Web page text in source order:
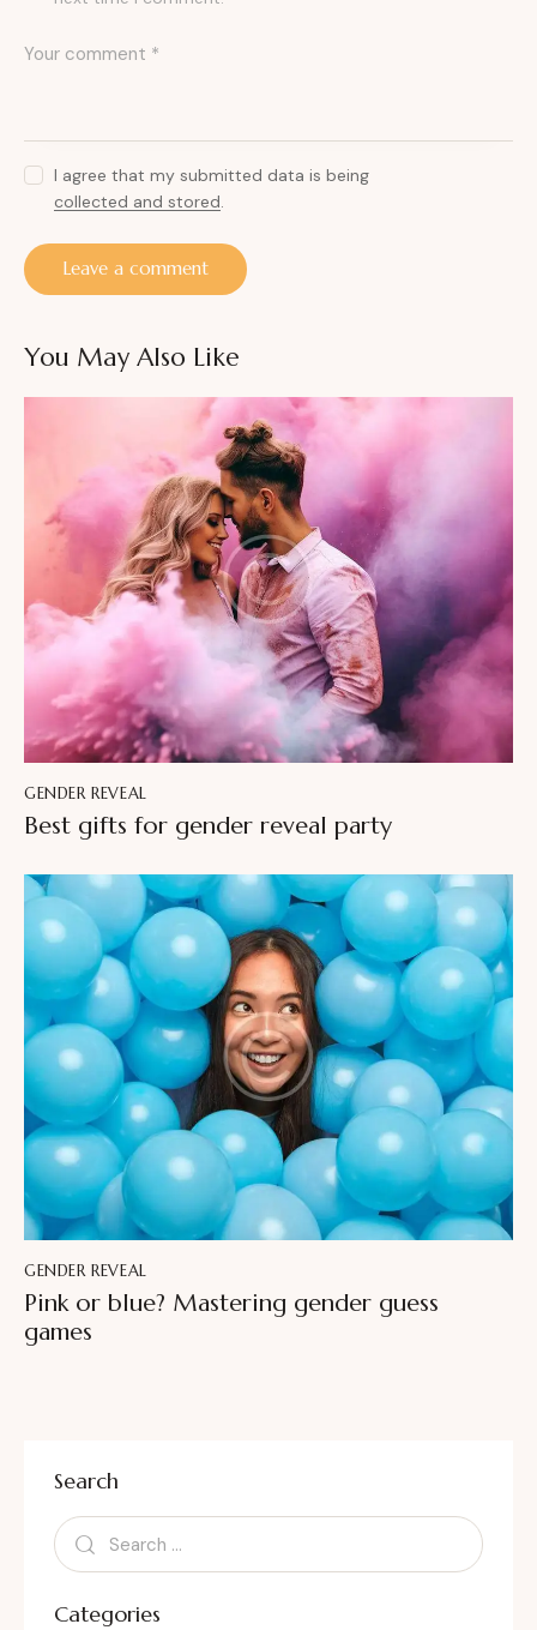
I agree that my submitted data is being
collected and stored.
You May Also Like
GENDER REVEAL
Best gifts for gender reveal party
GENDER REVEAL
Pink or blue? Mastering gender guess
games
Search
Categories